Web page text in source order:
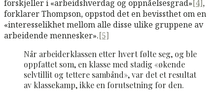
forskjeller i «arbeidshverdag og oppnåelsesgrad»[4],
forklarer Thompson, oppstod det en bevissthet om en
«interesselikhet mellom alle disse ulike gruppene av
arbeidende mennesker».[5]
Når arbeiderklassen etter hvert følte seg, og ble
oppfattet som, en klasse med stadig «økende
selvtillit og tettere sambånd», var det et resultat
av klassekamp, ikke en forutsetning for den.